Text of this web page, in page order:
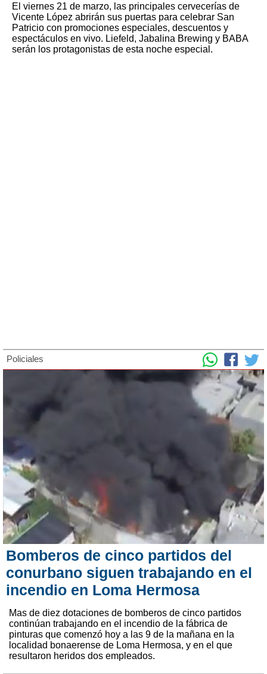
El viernes 21 de marzo, las principales cervecerías de
Vicente López abrirán sus puertas para celebrar San
Patricio con promociones especiales, descuentos y
espectáculos en vivo. Liefeld, Jabalina Brewing y BABA
serán los protagonistas de esta noche especial.
Policiales
Bomberos de cinco partidos del
conurbano siguen trabajando en el
incendio en Loma Hermosa
Mas de diez dotaciones de bomberos de cinco partidos
continúan trabajando en el incendio de la fábrica de
pinturas que comenzó hoy a las 9 de la mañana en la
localidad bonaerense de Loma Hermosa, y en el que
resultaron heridos dos empleados.